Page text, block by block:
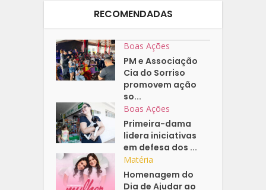
RECOMENDADAS
Boas Ações
PM e Associação
Cia do Sorriso
promovem ação
so...
Boas Ações
Primeira-dama
lidera iniciativas
em defesa dos ...
Matéria
Homenagem do
Dia de Ajudar ao